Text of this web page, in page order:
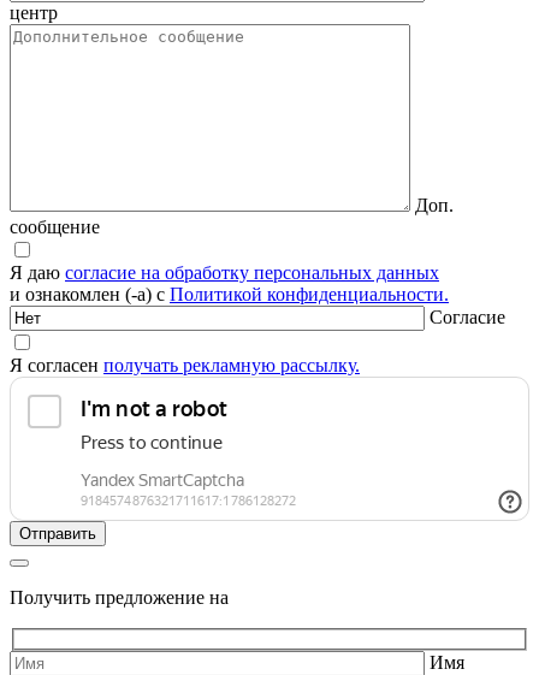
центр
Доп.
сообщение
Я даю согласие на обработку персональных данных
и ознакомлен (-а) с Политикой конфиденциальности.
Согласие
Я согласен получать рекламную рассылку.
Получить предложение на
Имя